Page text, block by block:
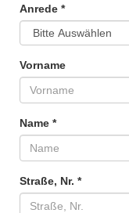
Anrede *
Vorname
Name *
Straße, Nr. *